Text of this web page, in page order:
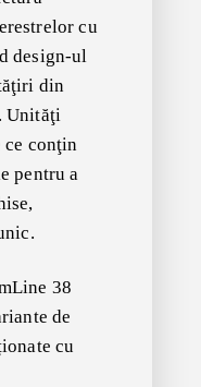
cu
design-ul
din
Unităţi
conţin
pentru a
38
de
cu